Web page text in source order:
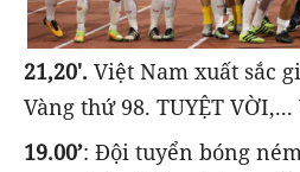
21,20'. Việt Nam xuất sắc
Vàng thứ 98. TUYỆT
19.00’: Đội tuyển bóng